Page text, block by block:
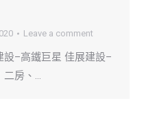
Leave a comment
設–高鐵巨星 佳展建設–
二房、…